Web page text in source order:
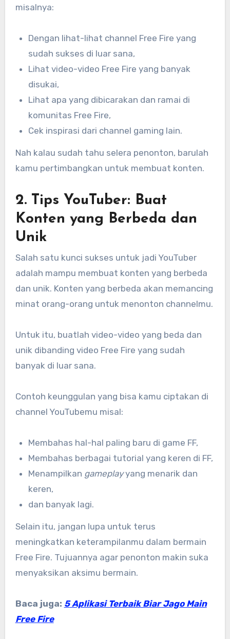
misalnya:
Dengan lihat-lihat channel Free Fire yang
sudah sukses di luar sana,
Lihat video-video Free Fire yang banyak
disukai,
Lihat apa yang dibicarakan dan ramai di
komunitas Free Fire,
Cek inspirasi dari channel gaming lain.
Nah kalau sudah tahu selera penonton, barulah
kamu pertimbangkan untuk membuat konten.
2. Tips YouTuber: Buat
Konten yang Berbeda dan
Unik
Salah satu kunci sukses untuk jadi YouTuber
adalah mampu membuat konten yang berbeda
dan unik. Konten yang berbeda akan memancing
minat orang-orang untuk menonton channelmu.
Untuk itu, buatlah video-video yang beda dan
unik dibanding video Free Fire yang sudah
banyak di luar sana.
Contoh keunggulan yang bisa kamu ciptakan di
channel YouTubemu misal:
Membahas hal-hal paling baru di game FF,
Membahas berbagai tutorial yang keren di FF,
Menampilkan gameplayyang menarik dan
keren,
dan banyak lagi.
Selain itu, jangan lupa untuk terus
meningkatkan keterampilanmu dalam bermain
Free Fire. Tujuannya agar penonton makin suka
menyaksikan aksimu bermain.
Baca juga: 5Aplikasi Terbaik Biar Jago Main
Free Fire